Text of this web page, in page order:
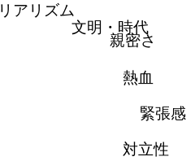
リアリズム
文明・時代
親密さ
熱血
緊張感
対立性